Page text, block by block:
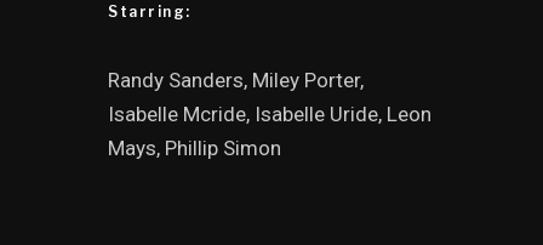
Starring:
Randy Sanders, Miley Porter,
Isabelle Mcride, Isabelle Uride, Leon
Mays, Phillip Simon